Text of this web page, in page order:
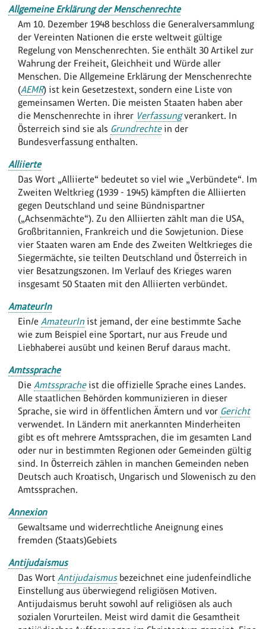
Allgemeine Erklärung der Menschenrechte
Am 10. Dezember 1948 beschloss die Generalversammlung
der Vereinten Nationen die erste weltweit gültige
Regelung von Menschenrechten. Sie enthält 30 Artikel zur
Wahrung der Freiheit, Gleichheit und Würde aller
Menschen. Die Allgemeine Erklärung der Menschenrechte
(AEMR) ist kein Gesetzestext, sondern eine Liste von
gemeinsamen Werten. Die meisten Staaten haben aber
die Menschenrechte in ihrer Verfassungverankert. In
Österreich sind sie als Grundrechtein der
Bundesverfassung enthalten.
Alliierte
Das Wort „Alliierte“ bedeutet so viel wie „Verbündete“. Im
Zweiten Weltkrieg (1939 - 1945) kämpften die Alliierten
gegen Deutschland und seine Bündnispartner
(„Achsenmächte“). Zu den Alliierten zählt man die USA,
Großbritannien, Frankreich und die Sowjetunion. Diese
vier Staaten waren am Ende des Zweiten Weltkrieges die
Siegermächte, sie teilten Deutschland und Österreich in
vier Besatzungszonen. Im Verlauf des Krieges waren
insgesamt 50 Staaten mit den Alliierten verbündet.
AmateurIn
Ein/e AmateurIn ist jemand, der eine bestimmte Sache
wie zum Beispiel eine Sportart, nur aus Freude und
Liebhaberei ausübt und keinen Beruf daraus macht.
Amtssprache
Die Amtsspracheist die offizielle Sprache eines Landes.
Alle staatlichen Behörden kommunizieren in dieser
Sprache, sie wird in öffentlichen Ämtern und vor Gericht
verwendet. In Ländern mit anerkannten Minderheiten
gibt es oft mehrere Amtssprachen, die im gesamten Land
oder nur in bestimmten Regionen oder Gemeinden gültig
sind. In Österreich zählen in manchen Gemeinden neben
Deutsch auch Kroatisch, Ungarisch und Slowenisch zu den
Amtssprachen.
Annexion
Gewaltsame und widerrechtliche Aneignung eines
fremden (Staats)Gebiets
Antijudaismus
Das Wort Antijudaismusbezeichnet eine judenfeindliche
Einstellung aus überwiegend religiösen Motiven.
Antijudaismus beruht sowohl auf religiösen als auch
sozialen Vorurteilen. Meist wird damit die Gesamtheit